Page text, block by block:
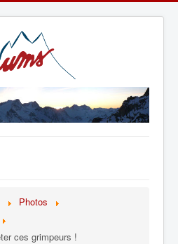
Photos
ces grimpeurs !